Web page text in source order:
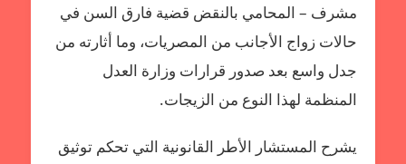
مشرف – المحامي بالنقض قضية فارق السن في
حالات زواج الأجانب من المصريات، وما أثارته من
جدل واسع بعد صدور قرارات وزارة العدل
المنظمة لهذا النوع من الزيجات.
يشرح المستشار الأطر القانونية التي تحكم توثيق